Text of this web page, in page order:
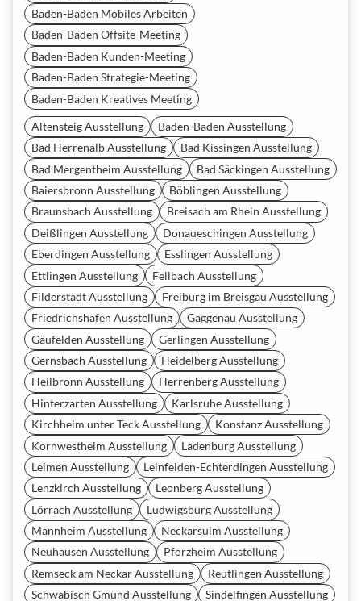
Baden-Baden Mobiles Arbeiten
Baden-Baden Offsite-Meeting
Baden-Baden Kunden-Meeting
Baden-Baden Strategie-Meeting
Baden-Baden Kreatives Meeting
Altensteig Ausstellung
Baden-Baden Ausstellung
Bad Herrenalb Ausstellung
Bad Kissingen Ausstellung
Bad Mergentheim Ausstellung
Bad Säckingen Ausstellung
Baiersbronn Ausstellung
Böblingen Ausstellung
Braunsbach Ausstellung
Breisach am Rhein Ausstellung
Deißlingen Ausstellung
Donaueschingen Ausstellung
Eberdingen Ausstellung
Esslingen Ausstellung
Ettlingen Ausstellung
Fellbach Ausstellung
Filderstadt Ausstellung
Freiburg im Breisgau Ausstellung
Friedrichshafen Ausstellung
Gaggenau Ausstellung
Gäufelden Ausstellung
Gerlingen Ausstellung
Gernsbach Ausstellung
Heidelberg Ausstellung
Heilbronn Ausstellung
Herrenberg Ausstellung
Hinterzarten Ausstellung
Karlsruhe Ausstellung
Kirchheim unter Teck Ausstellung
Konstanz Ausstellung
Kornwestheim Ausstellung
Ladenburg Ausstellung
Leimen Ausstellung
Leinfelden-Echterdingen Ausstellung
Lenzkirch Ausstellung
Leonberg Ausstellung
Lörrach Ausstellung
Ludwigsburg Ausstellung
Mannheim Ausstellung
Neckarsulm Ausstellung
Neuhausen Ausstellung
Pforzheim Ausstellung
Remseck am Neckar Ausstellung
Reutlingen Ausstellung
Schwäbisch Gmünd Ausstellung
Sindelfingen Ausstellung